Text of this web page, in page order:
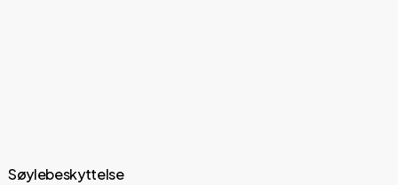
Søylebeskyttelse